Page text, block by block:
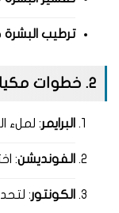
ترطيب البشرة
2. خطوات مكياج السهرة الأساسية
البرايمر: لملء
الفونديشن:
الكونتور: